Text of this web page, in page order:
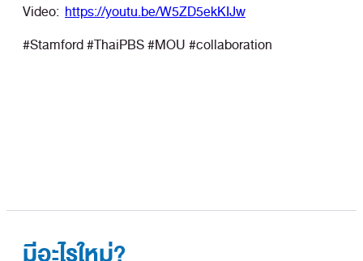
Video: https://youtu.be/W5ZD5ekKIJw
#Stamford #ThaiPBS #MOU #collaboration